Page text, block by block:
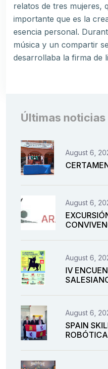
relatos de tres mujeres,
importante que es la
esencia personal.
música y un compartir
desarrollaba la firma de
Últimas noticias
August 6,
August 6,
August 6,
IV
August 6,
SPAIN